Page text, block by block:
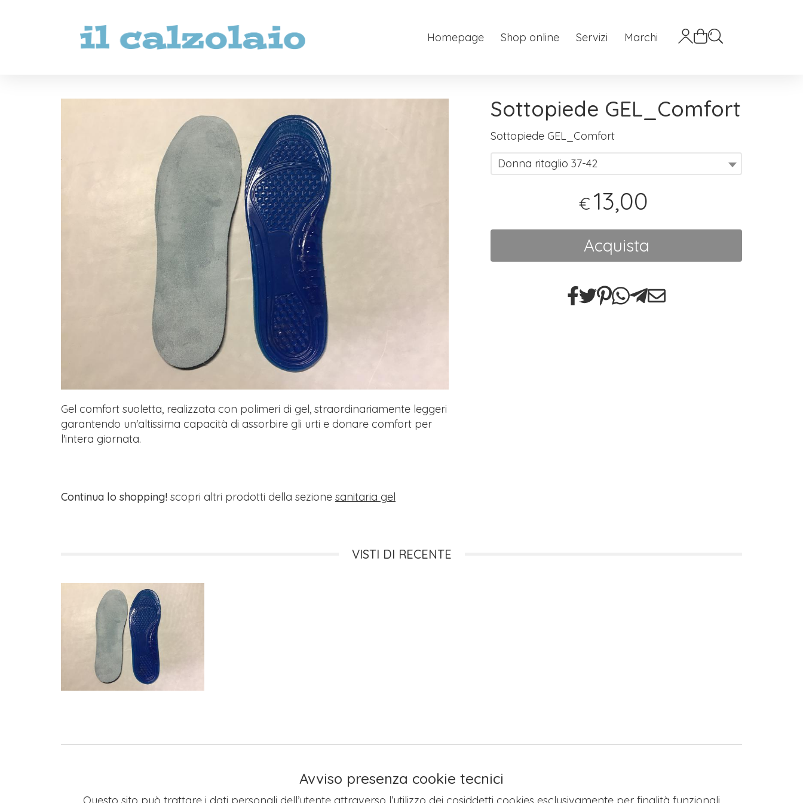
Homepage Shop online Servizi Marchi
Gel comfort suoletta, realizzata con polimeri di gel, straordinariamente leggeri
garantendo un'altissima capacità di assorbire gli urti e donare comfort per
l'intera giornata.
Sottopiede GEL_Comfort
Sottopiede GEL_Comfort
Donna ritaglio 37-42
€ 13,00
Acquista
Continua lo shopping! scopri altri prodotti della sezione sanitaria gel
VISTI DI RECENTE
Avviso presenza cookie tecnici
Questo sito può trattare i dati personali dell’utente attraverso l’utilizzo dei cosiddetti cookies esclusivamente per finalità funzionali